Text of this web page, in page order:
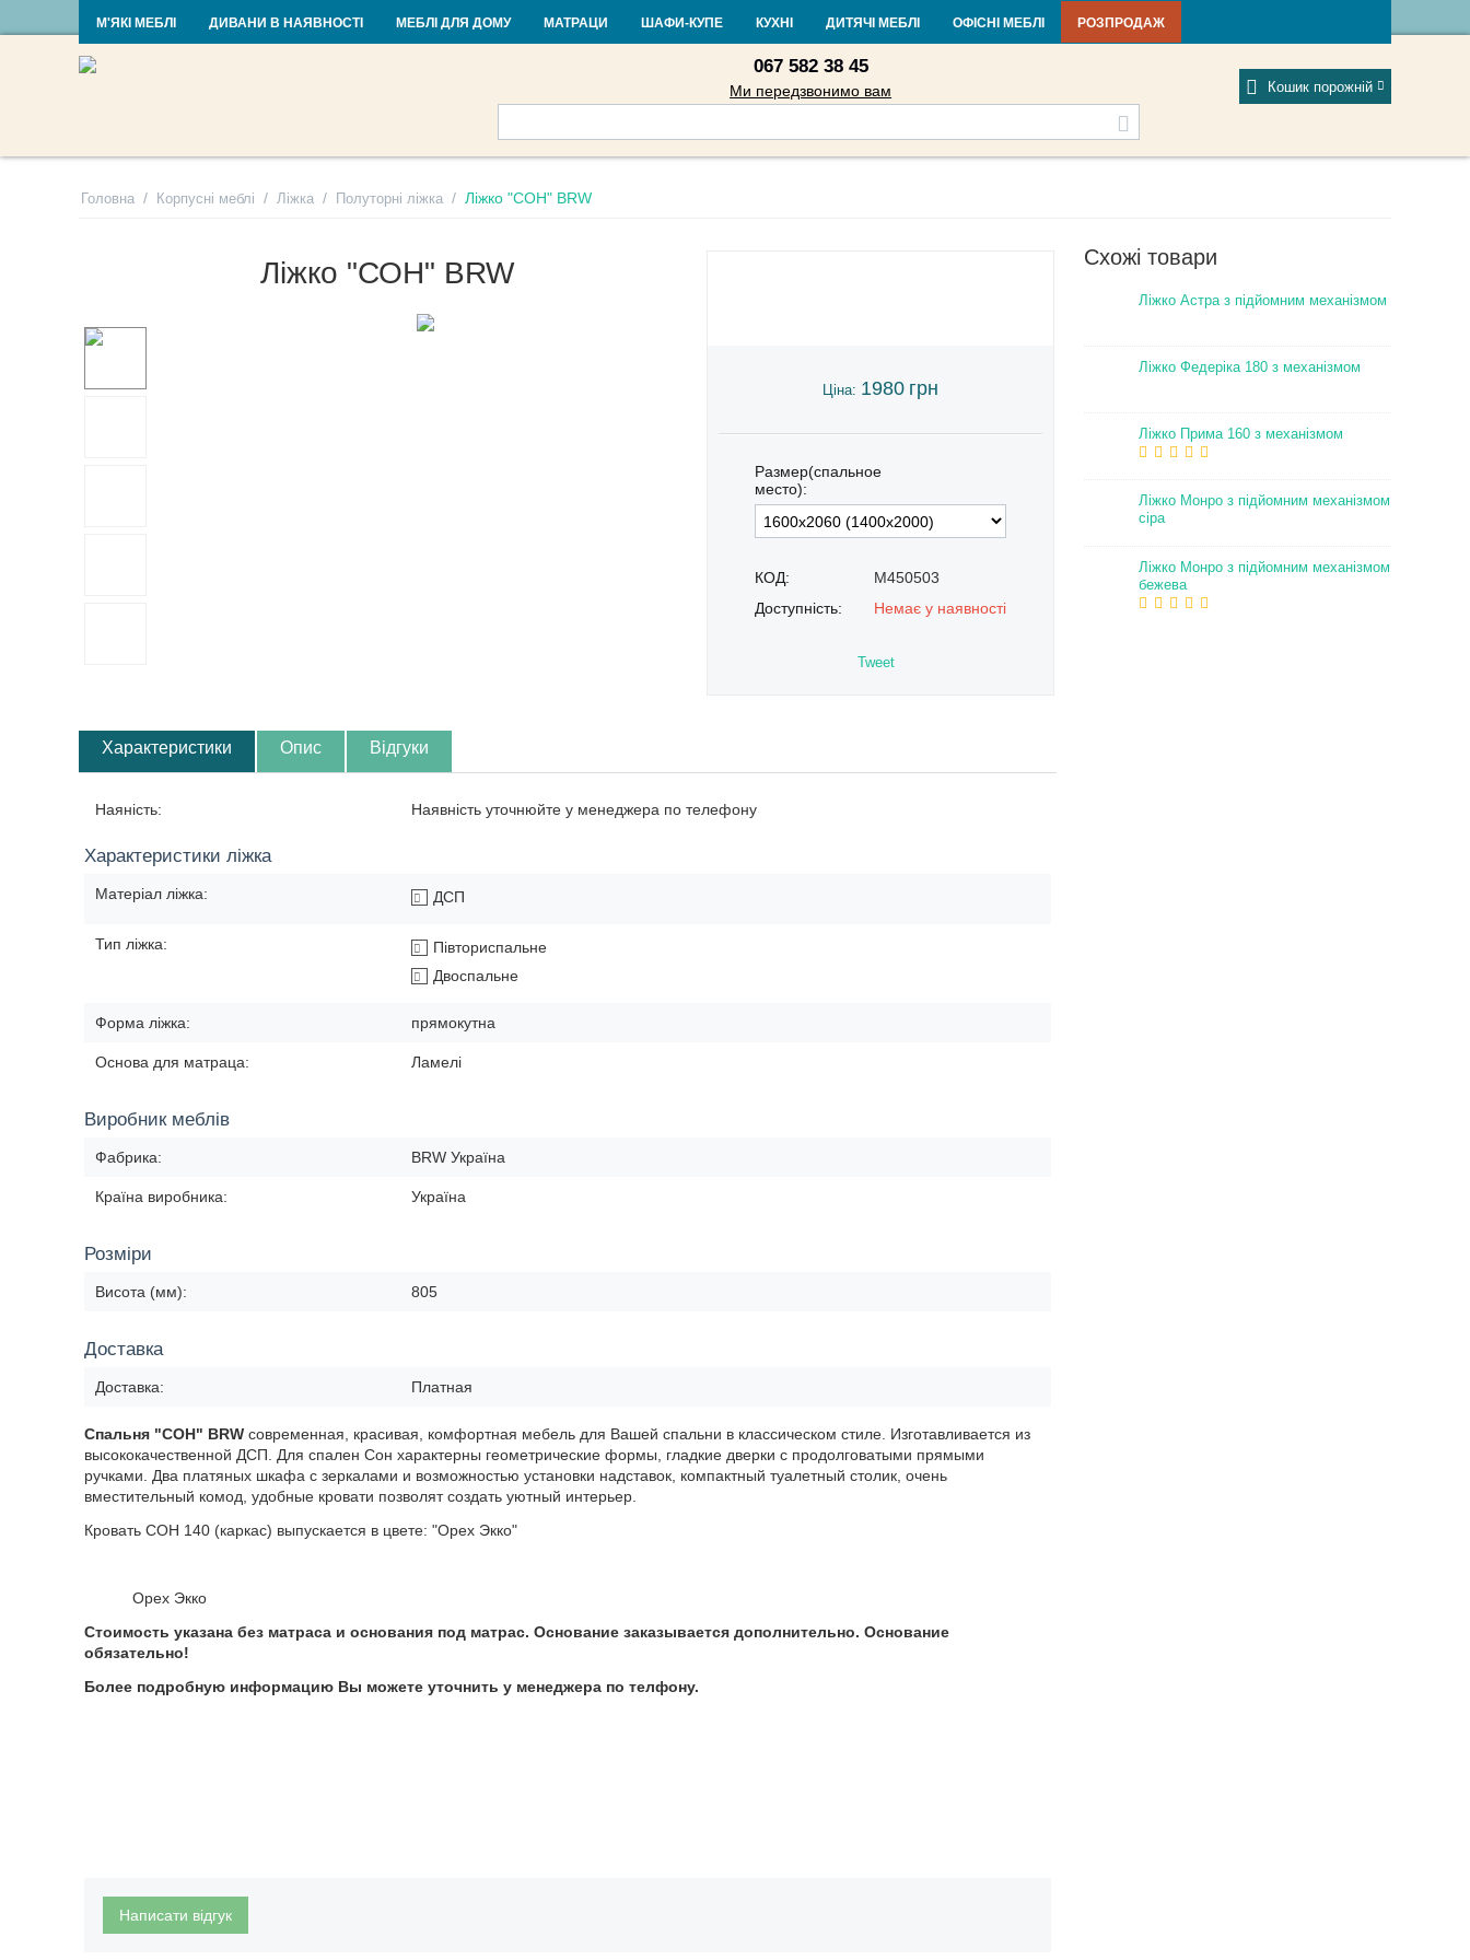
RU UA Контакти Доставка і оплата Гарантія та повернення Кредит Статті та новини Фабрики
067 582 38 45
Ми передзвонимо вам Кошик порожній
М'ЯКІ МЕБЛІ ДИВАНИ В НАЯВНОСТІ МЕБЛІ ДЛЯ ДОМУ МАТРАЦИ ШАФИ-КУПЕ КУХНІ ДИТЯЧІ МЕБЛІ ОФІСНІ МЕБЛІ РОЗПРОДАЖ
Головна / Корпусні меблі / Ліжка / Полуторні ліжка / Ліжко "СОН" BRW
Ліжко "СОН" BRW
Ціна: 1980 грн
Размер(спальное
место):
КОД:
M450503
Доступність:
Немає у наявності
Tweet
Характеристики Опис Відгуки
Наяність: Наявність уточнюйте у менеджера по телефону
Характеристики ліжка
Матеріал ліжка: ДСП
Тип ліжка:
Півториспальне
Двоспальне
Форма ліжка: прямокутна
Основа для матраца: Ламелі
Виробник меблів
Фабрика: BRW Україна
Країна виробника: Україна
Розміри
Висота (мм): 805
Доставка
Доставка: Платная
Спальня "СОН" BRW современная, красивая, комфортная мебель для Вашей спальни в классическом стиле. Изготавливается из
высококачественной ДСП. Для спален Сон характерны геометрические формы, гладкие дверки с продолговатыми прямыми
ручками. Два платяных шкафа с зеркалами и возможностью установки надставок, компактный туалетный столик, очень
вместительный комод, удобные кровати позволят создать уютный интерьер.
Кровать СОН 140 (каркас) выпускается в цвете: "Орех Экко"
Орех Экко
Стоимость указана без матраса и основания под матрас. Основание заказывается дополнительно. Основание
обязательно!
Более подробную информацию Вы можете уточнить у менеджера по телфону.
Написати відгук
Схожі товари
Ліжко Астра з підйомним механізмом
Ліжко Федеріка 180 з механізмом
Ліжко Прима 160 з механізмом
Ліжко Монро з підйомним механізмом
сіра
Ліжко Монро з підйомним механізмом
бежева